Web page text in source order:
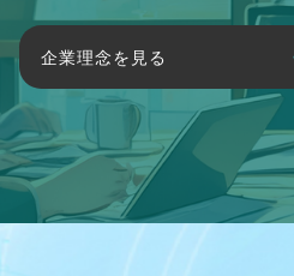
企業理念を見る